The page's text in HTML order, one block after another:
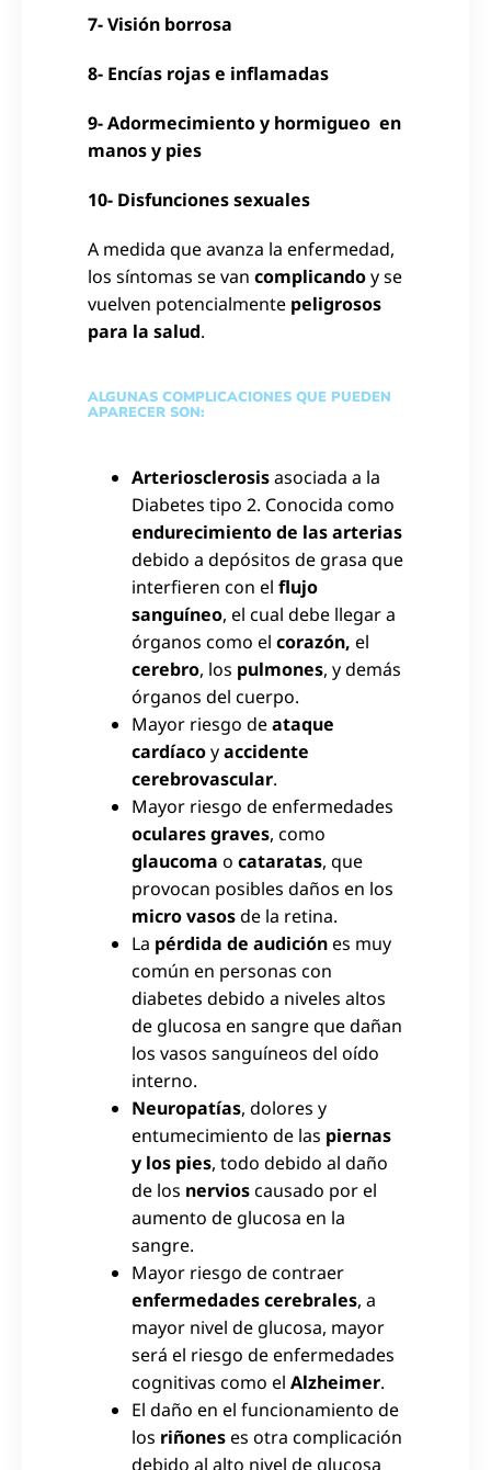
7- Visión borrosa
8- Encías rojas e inflamadas
9- Adormecimiento y hormigueo en
manos y pies
10- Disfunciones sexuales
A medida que avanza la enfermedad,
los síntomas se van complicandoy se
vuelven potencialmente peligrosos
para la salud.
ALGUNAS COMPLICACIONES QUE PUEDEN
APARECER SON:
Arteriosclerosisasociada a la
Diabetes tipo 2. Conocida como
endurecimiento de las arterias
debido a depósitos de grasa que
interfieren con el flujo
sanguíneo, el cual debe llegar a
órganos como el corazón, el
cerebro, los pulmones, y demás
órganos del cuerpo.
Mayor riesgo deataque
cardíacoyaccidente
cerebrovascular.
Mayor riesgo de enfermedades
oculares graves, como
glaucoma o cataratas, que
provocan posibles daños en los
micro vasosde la retina.
La pérdida de audiciónes muy
común en personas con
diabetes debido a niveles altos
de glucosa en sangre que dañan
los vasos sanguíneos del oído
interno.
Neuropatías, dolores y
entumecimiento de las piernas
y los pies, todo debido al daño
de los nervioscausado por el
aumento de glucosa en la
sangre.
Mayor riesgo de contraer
enfermedades cerebrales, a
mayor nivel de glucosa, mayor
será el riesgo de enfermedades
cognitivas como el Alzheimer.
El daño en el funcionamiento de
los riñoneses otra complicación
debido al alto nivel de glucosa